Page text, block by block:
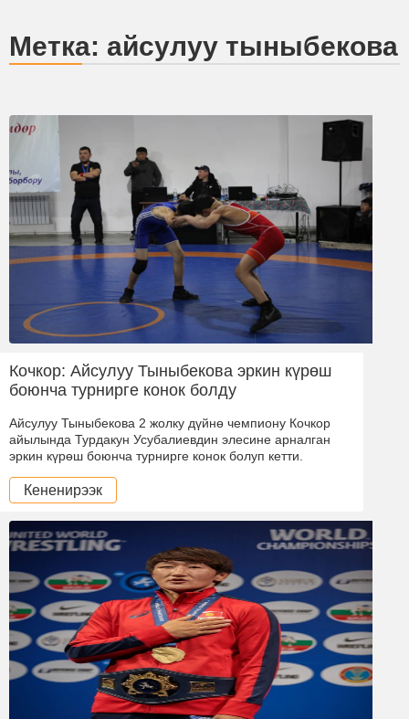
Метка: айсулуу тыныбекова
Кочкор: Айсулуу Тыныбекова эркин күрөш
боюнча турнирге конок болду
Айсулуу Тыныбекова 2 жолку дүйнө чемпиону Кочкор
айылында Турдакун Усубалиевдин элесине арналган
эркин күрөш боюнча турнирге конок болуп кетти.
Кененирээк